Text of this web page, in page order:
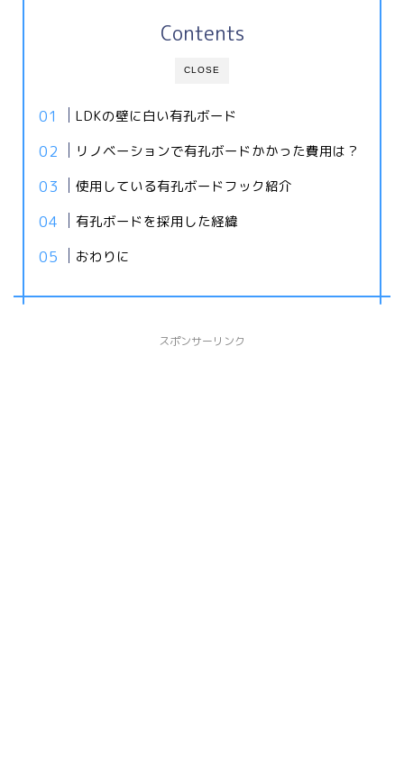
CLOSE
Contents
LDKの壁に白い有孔ボード
リノベーションで有孔ボードかかった費用は？
使用している有孔ボードフック紹介
有孔ボードを採用した経緯
おわりに
スポンサーリンク